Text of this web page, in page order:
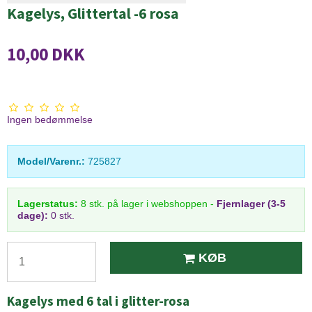
Kagelys, Glittertal -6 rosa
10,00 DKK
Ingen bedømmelse
Model/Varenr.: 725827
Lagerstatus: 8 stk. på lager i webshoppen - Fjernlager (3-5
dage): 0 stk.
KØB
Kagelys med 6 tal i glitter-rosa